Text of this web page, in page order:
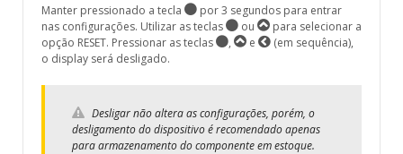
Manter pressionado a tecla
por 3 segundos para entrar
nas configurações. Utilizar as teclas
ou
para selecionar a
opção RESET. Pressionar as teclas
, e
(em sequência),
o display será desligado.
Desligar não altera as configurações, porém, o
desligamento do dispositivo é recomendado apenas
para armazenamento do componente em estoque.